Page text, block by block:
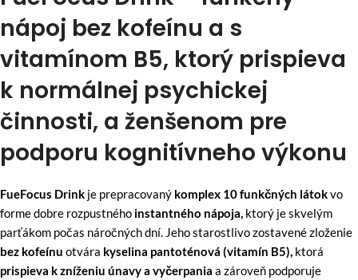
nápoj bez kofeínu a s
vitamínom B5, ktorý prispieva
k normálnej psychickej
činnosti, a ženšenom pre
podporu kognitívneho výkonu
FueFocus Drink je prepracovaný komplex 10 funkčných látokvo
forme dobre rozpustného instantného nápoja, ktorý je skvelým
parťákom počas náročných dní. Jeho starostlivo zostavené zloženie
bez kofeínu otvára kyselina pantoténová (vitamín B5), ktorá
prispieva k zníženiu únavy a vyčerpania a zároveň podporuje